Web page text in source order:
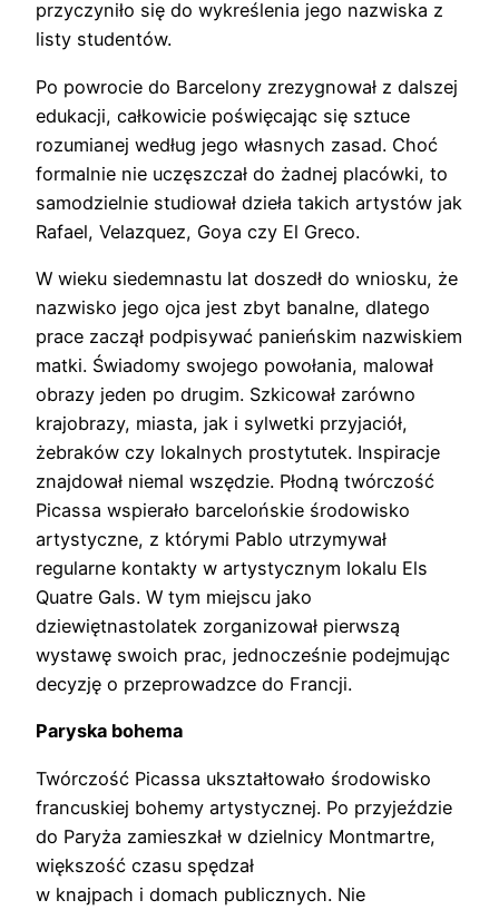
przyczyniło się do wykreślenia jego nazwiska z
listy studentów.
Po powrocie do Barcelony zrezygnował z dalszej
edukacji, całkowicie poświęcając się sztuce
rozumianej według jego własnych zasad. Choć
formalnie nie uczęszczał do żadnej placówki, to
samodzielnie studiował dzieła takich artystów jak
Rafael, Velazquez, Goya czy El Greco.
W wieku siedemnastu lat doszedł do wniosku, że
nazwisko jego ojca jest zbyt banalne, dlatego
prace zaczął podpisywać panieńskim nazwiskiem
matki. Świadomy swojego powołania, malował
obrazy jeden po drugim. Szkicował zarówno
krajobrazy, miasta, jak i sylwetki przyjaciół,
żebraków czy lokalnych prostytutek. Inspiracje
znajdował niemal wszędzie. Płodną twórczość
Picassa wspierało barcelońskie środowisko
artystyczne, z którymi Pablo utrzymywał
regularne kontakty w artystycznym lokalu Els
Quatre Gals. W tym miejscu jako
dziewiętnastolatek zorganizował pierwszą
wystawę swoich prac, jednocześnie podejmując
decyzję o przeprowadzce do Francji.
Paryska bohema
Twórczość Picassa ukształtowało środowisko
francuskiej bohemy artystycznej. Po przyjeździe
do Paryża zamieszkał w dzielnicy Montmartre,
większość czasu spędzał
w knajpach i domach publicznych. Nie